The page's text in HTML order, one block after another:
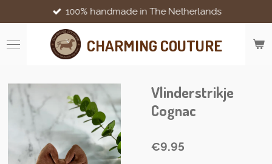
to
main
content
CHARMING COUTURE
100% handmade in The Netherlands
Vlinderstrikje
Cognac
€9.95